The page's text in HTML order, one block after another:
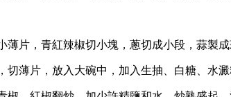
片，青紅辣椒切小塊，蔥切成小段，蒜製成
薄片，放入大碗中，加入生抽、白糖、水澱